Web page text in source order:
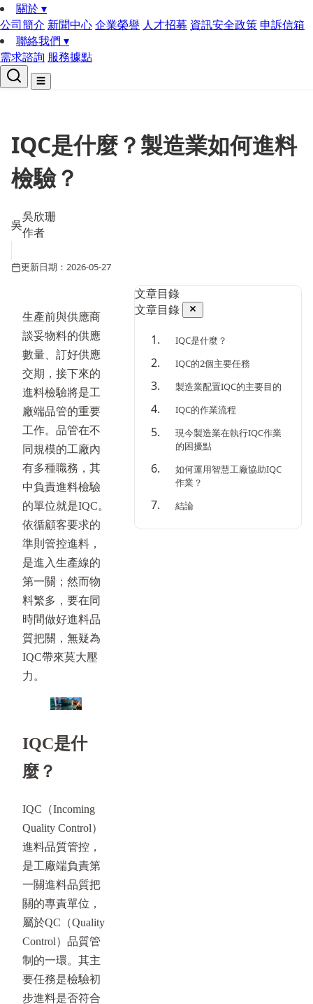
關於 ▾
公司簡介 新聞中心企業榮譽 人才招募 資訊安全政策 申訴信箱
聯絡我們 ▾
需求諮詢 服務據點
☰
IQC是什麼？製造業如何進料
檢驗？
吳
吳欣珊
作者
更新日期：2026-05-27
生產前與供應商
談妥物料的供應
數量、訂好供應
交期，接下來的
進料檢驗將是工
廠端品管的重要
工作。品管在不
同規模的工廠內
有多種職務，其
中負責進料檢驗
的單位就是IQC。
依循顧客要求的
準則管控進料，
是進入生產線的
第一關；然而物
料繁多，要在同
時間做好進料品
質把關，無疑為
IQC帶來莫大壓
力。
IQC是什
麼？
IQC（Incoming
Quality Control）
進料品質管控，
是工廠端負責第
一關進料品質把
關的專責單位，
屬於QC（Quality
Control）品質管
制的一環。其主
要任務是檢驗初
步進料是否符合
文章目錄
文章目錄
IQC是什麼？
IQC的2個主要任務
製造業配置IQC的主要目的
IQC的作業流程
現今製造業在執行IQC作業
的困擾點
如何運用智慧工廠協助IQC
作業？
結論